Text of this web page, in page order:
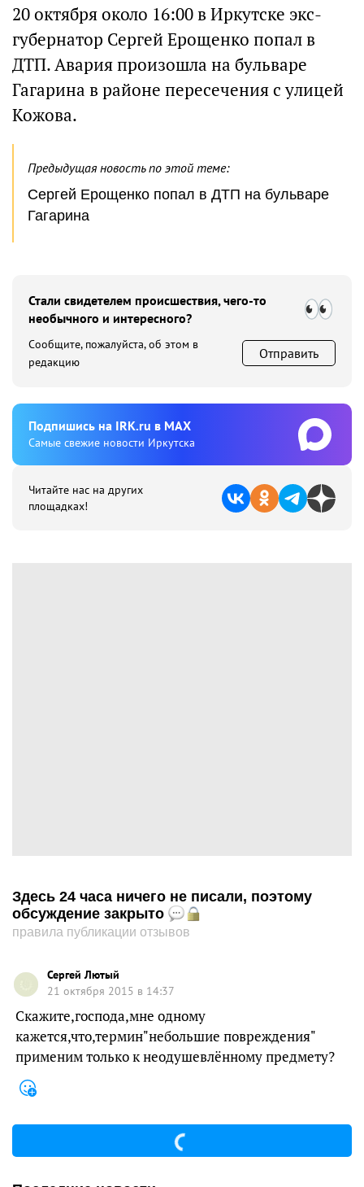
20 октября около 16:00 в Иркутске экс-
губернатор Сергей Ерощенко попал в
ДТП. Авария произошла на бульваре
Гагарина в районе пересечения с улицей
Кожова.
Предыдущая новость по этой теме:
Сергей Ерощенко попал в ДТП на бульваре
Гагарина
Стали свидетелем происшествия, чего-то
необычного и интересного?
Сообщите, пожалуйста, об этом в
редакцию
Отправить
Подпишиcь на IRK.ru в MAX
Cамые свежие новости Иркутска
Читайте нас на других
площадках!
Здесь 24 часа ничего не писали, поэтому
обсуждение закрыто
правила публикации отзывов
Сергей Лютый
21 октября 2015 в 14:37
Скажите,господа,мне одному
кажется,что,термин"небольшие повреждения"
применим только к неодушевлённому предмету?